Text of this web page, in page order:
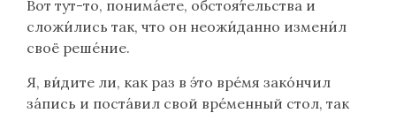
Вот тут-то, понима́ете, обстоя́тельства и
сложи́лись так, что он неожи́данно измени́л
своё реше́ние.
Я, ви́дите ли, как раз в э́то вре́мя зако́нчил
за́пись и поста́вил свой вре́менный стол, так